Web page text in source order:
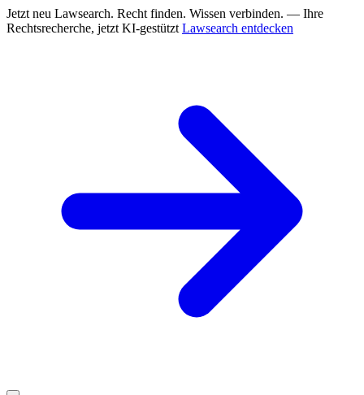
Jetzt neu Lawsearch. Recht finden. Wissen verbinden. — Ihre
Rechtsrecherche, jetzt KI-gestützt Lawsearch entdecken